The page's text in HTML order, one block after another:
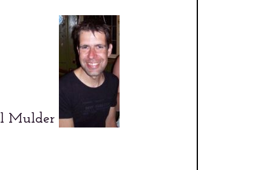
Mulder